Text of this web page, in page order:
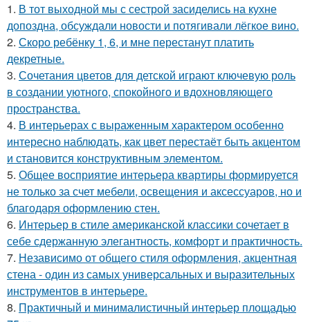
1. В тот выходной мы с сестрой засиделись на кухне
допоздна, обсуждали новости и потягивали лёгкое вино.
2. Скоро ребёнку 1, 6, и мне перестанут платить
декретные.
3. Сочетания цветов для детской играют ключевую роль
в создании уютного, спокойного и вдохновляющего
пространства.
4. В интерьерах с выраженным характером особенно
интересно наблюдать, как цвет перестаёт быть акцентом
и становится конструктивным элементом.
5. Общее восприятие интерьера квартиры формируется
не только за счет мебели, освещения и аксессуаров, но и
благодаря оформлению стен.
6. Интерьер в стиле американской классики сочетает в
себе сдержанную элегантность, комфорт и практичность.
7. Независимо от общего стиля оформления, акцентная
стена - один из самых универсальных и выразительных
инструментов в интерьере.
8. Практичный и минималистичный интерьер площадью